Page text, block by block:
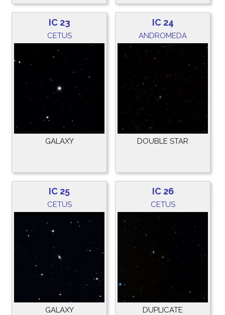
IC 23
CETUS
GALAXY
IC 24
ANDROMEDA
DOUBLE STAR
IC 25
CETUS
GALAXY
IC 26
CETUS
DUPLICATE